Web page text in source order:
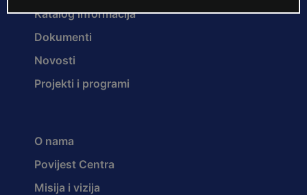
Katalog informacija
Dokumenti
Novosti
Projekti i programi
O nama
Povijest Centra
Misija i vizija